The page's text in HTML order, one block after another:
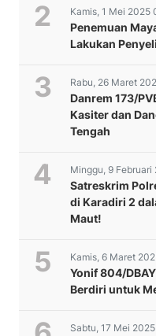
Kamis, 1 Mei
Penemuan
Lakukan
Rabu, 26 Maret
Danrem 173/
Kasiter dan
Tengah
Minggu, 9 Februari
Satreskrim
di Karadiri 2
Maut!
Kamis, 6 Maret
Yonif 804/
Berdiri untuk
Sabtu, 17 Mei